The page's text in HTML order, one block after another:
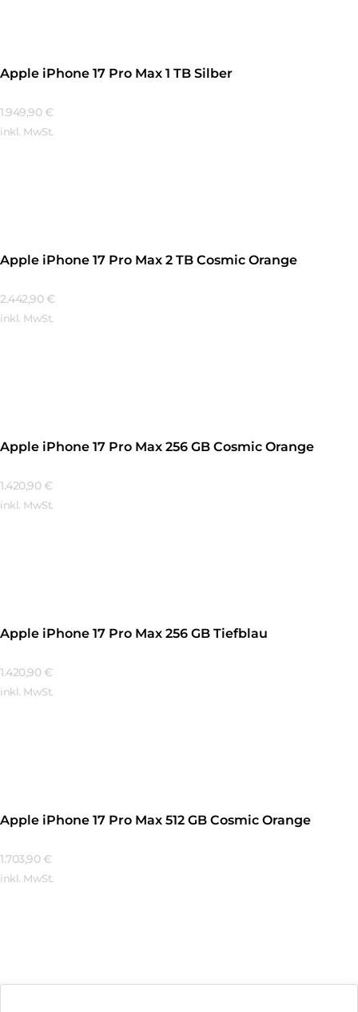
Apple iPhone 17 Pro Max 1 TB Silber
1.949,90 €
inkl. MwSt.
Apple iPhone 17 Pro Max 2 TB Cosmic Orange
2.442,90 €
inkl. MwSt.
Apple iPhone 17 Pro Max 256 GB Cosmic Orange
1.420,90 €
inkl. MwSt.
Apple iPhone 17 Pro Max 256 GB Tiefblau
1.420,90 €
inkl. MwSt.
Apple iPhone 17 Pro Max 512 GB Cosmic Orange
1.703,90 €
inkl. MwSt.